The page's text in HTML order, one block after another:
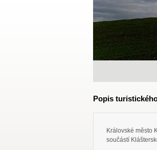
Popis
Královské město
součástí